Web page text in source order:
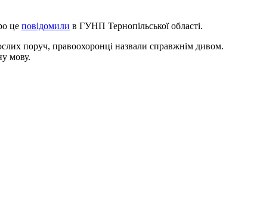
це повідомили в ГУНП Тернопільської області.
поруч, правоохоронці назвали справжнім дивом.
мову.